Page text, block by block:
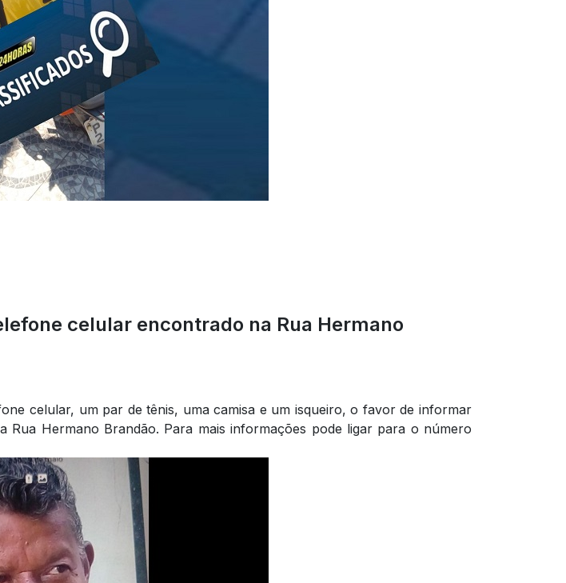
celular encontrado na Rua Hermano
celular, um par de tênis, uma camisa e um isqueiro, o favor de informar
Hermano Brandão. Para mais informações pode ligar para o número